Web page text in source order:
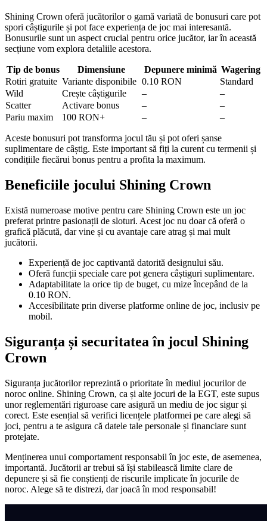
Shining Crown oferă jucătorilor o gamă variată de bonusuri care pot
spori câștigurile și pot face experiența de joc mai interesantă.
Bonusurile sunt un aspect crucial pentru orice jucător, iar în această
secțiune vom explora detaliile acestora.
Tip de bonus Dimensiune Depunere minimă Wagering
Rotiri gratuite Variante disponibile 0.10 RON
Standard
Wild
Crește câștigurile –
–
Scatter
Activare bonus –
–
Pariu maxim
100 RON+ – –
Aceste bonusuri pot transforma jocul tău și pot oferi șanse
suplimentare de câștig. Este important să fiți la curent cu termenii și
condițiile fiecărui bonus pentru a profita la maximum.
Beneficiile jocului Shining Crown
Există numeroase motive pentru care Shining Crown este un joc
preferat printre pasionații de sloturi. Acest joc nu doar că oferă o
grafică plăcută, dar vine și cu avantaje care atrag și mai mult
jucătorii.
Experiență de joc captivantă datorită designului său.
Oferă funcții speciale care pot genera câștiguri suplimentare.
Adaptabilitate la orice tip de buget, cu mize începând de la
0.10 RON.
Accesibilitate prin diverse platforme online de joc, inclusiv pe
mobil.
Siguranța și securitatea în jocul Shining
Crown
Siguranța jucătorilor reprezintă o prioritate în mediul jocurilor de
noroc online. Shining Crown, ca și alte jocuri de la EGT, este supus
unor reglementări riguroase care asigură un mediu de joc sigur și
corect. Este esențial să verifici licențele platformei pe care alegi să
joci, pentru a te asigura că datele tale personale și financiare sunt
protejate.
Menținerea unui comportament responsabil în joc este, de asemenea,
importantă. Jucătorii ar trebui să își stabilească limite clare de
depunere și să fie conștienți de riscurile implicate în jocurile de
noroc. Alege să te distrezi, dar joacă în mod responsabil!